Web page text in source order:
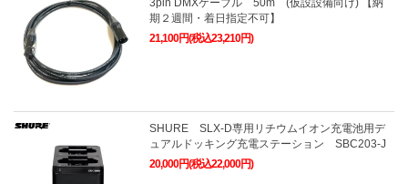
期２週間・着日指定不可】
21,100円(税込23,210円)
SHURE SLX-D専用リチウムイオン充電池用デ
ュアルドッキング充電ステーション SBC203-J
20,000円(税込22,000円)